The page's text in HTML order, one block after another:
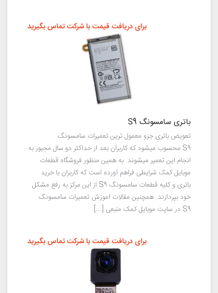
باتری سامسونگ S9
تعویض باتری جزو معمول ترین تعمیرات سامسونگ
S9 محسوب میشود که کاربران بعد از حداکثر دو سال مجبور به
انجام این تعمیر میشوند. به همین منظور فروشگاه قطعات
موبایل کمک شرایطی فراهم آورده است که کاربران با خرید
باتری و کلیه قطعات سامسونگ S9 از این مرکز به رفع مشکل
خود بپردازند. همچنین مقالات آموزش تعمیرات سامسونگ
S9 در سایت موبایل کمک منبعی […]
برای دریافت قیمت با شرکت تماس بگیرید
برای دریافت قیمت با شرکت تماس بگیرید